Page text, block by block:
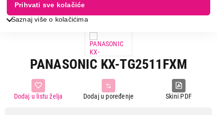
Saznaj više o kolačićima
Prihvati sve kolačiće
PANASONIC KX-TG2511FXM
Skini PDF
Dodaj u poređenje
Dodaj u listu želja